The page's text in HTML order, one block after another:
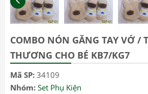
COMBO NÓN GĂNG TAY VỚ /
THƯƠNG CHO BÉ KB7/KG7
Mã SP: 34109
Nhóm: Set Phụ Kiện